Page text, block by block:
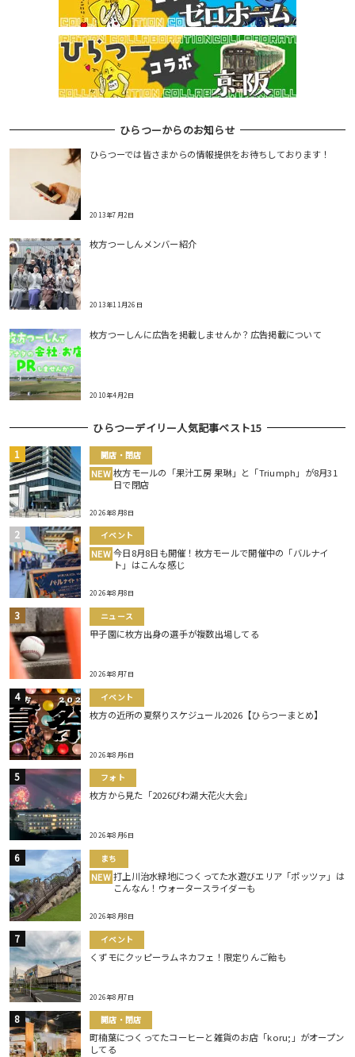
ひらつーからのお知らせ
ひらつーでは皆さまからの情報提供をお待ちしております！
2013年7月2日
枚方つーしんメンバー紹介
2013年11月26日
枚方つーしんに広告を掲載しませんか？広告掲載について
2010年4月2日
ひらつーデイリー人気記事ベスト15
開店・閉店
NEW 枚方モールの「果汁工房 果琳」と「Triumph」が8月31
日で閉店
2026年8月8日
イベント
NEW 今日8月8日も開催！枚方モールで開催中の「バルナイ
ト」はこんな感じ
2026年8月8日
ニュース
甲子園に枚方出身の選手が複数出場してる
2026年8月7日
イベント
枚方の近所の夏祭りスケジュール2026【ひらつーまとめ】
2026年8月6日
フォト
枚方から見た「2026びわ湖大花火大会」
2026年8月6日
まち
NEW 打上川治水緑地につくってた水遊びエリア「ポッツァ」は
こんなん！ウォータースライダーも
2026年8月8日
イベント
くずモにクッピーラムネカフェ！限定りんご飴も
2026年8月7日
開店・閉店
町楠葉につくってたコーヒーと雑貨のお店「koru;」がオープン
してる